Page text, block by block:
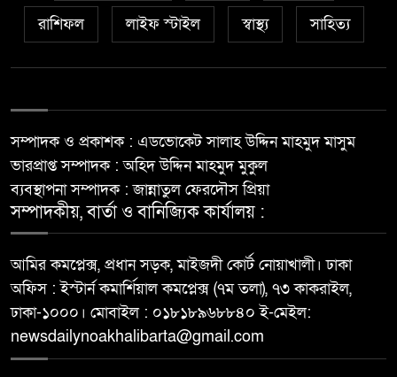
রাশিফল লাইফ স্টাইল স্বাস্থ্য সাহিত্য
সম্পাদক ও প্রকাশক : এডভোকেট সালাহ উদ্দিন মাহমুদ মাসুম
ভারপ্রাপ্ত সম্পাদক : অহিদ উদ্দিন মাহমুদ মুকুল
ব্যবস্থাপনা সম্পাদক : জান্নাতুল ফেরদৌস প্রিয়া
সম্পাদকীয়, বার্তা ও বানিজ্যিক কার্যালয় :
আমির কমপ্লেক্স, প্রধান সড়ক, মাইজদী কোর্ট নোয়াখালী। ঢাকা
অফিস : ইস্টার্ন কমার্শিয়াল কমপ্লেক্স (৭ম তলা), ৭৩ কাকরাইল,
ঢাকা-১০০০। মোবাইল : ০১৮১৮৯৬৮৮৪০ ই-মেইল:
newsdailynoakhalibarta@gmail.com